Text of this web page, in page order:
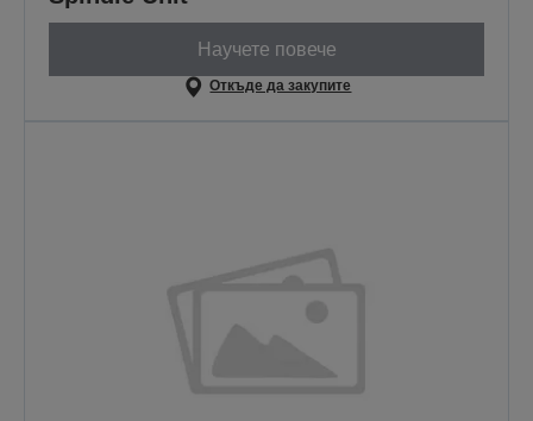
Научете повече
Откъде да закупите